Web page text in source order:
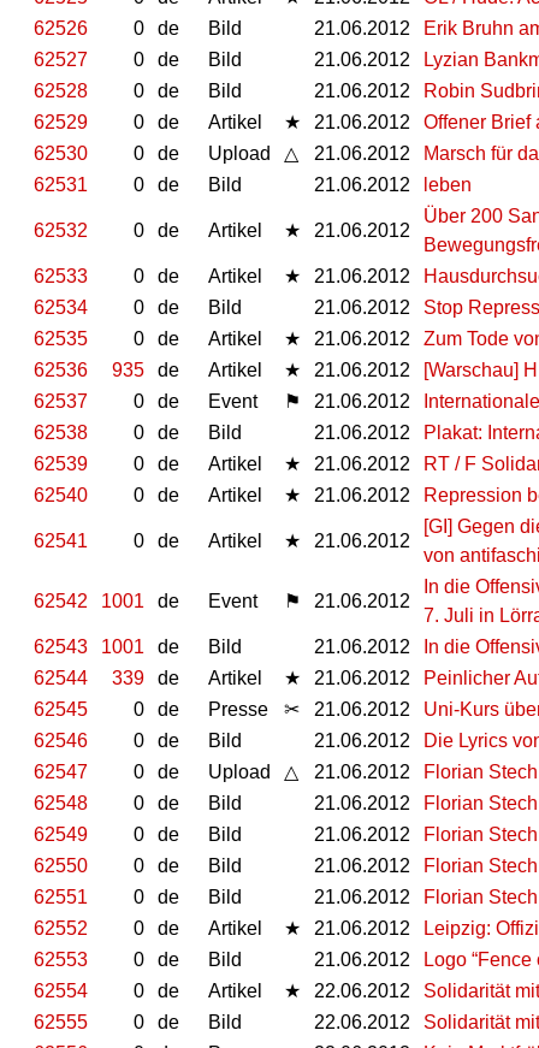
62526
0 de Bild 21.06.2012
Erik Bruhn
62527
0 de Bild 21.06.2012
Lyzian
62528
0 de Bild 21.06.2012
Robin
62529
0 de Artikel ★ 21.06.2012
Offener Brief
62530
0 de Upload △ 21.06.2012
Marsch für
62531
0 de Bild 21.06.2012 leben
62532 0 de Artikel ★ 21.06.2012
Über 200
62533
0 de Artikel ★ 21.06.2012
62534
0 de Bild 21.06.2012
Stop
62535
0 de Artikel ★ 21.06.2012
Zum Tode
62536
935 de Artikel ★ 21.06.2012
[Warschau]
62537
0 de Event ⚑ 21.06.2012
62538
0 de Bild 21.06.2012
Plakat:
62539
0 de Artikel ★ 21.06.2012
RT / F
62540
0 de Artikel ★ 21.06.2012 Repression
62541 0 de Artikel ★ 21.06.2012
[GI] Gegen
von
62542 1001 de Event ⚑ 21.06.2012
In die
7. Juli in
62543
1001 de Bild 21.06.2012
In die
62544
339 de Artikel ★ 21.06.2012
Peinlicher
62545
0 de Presse ✂ 21.06.2012
Uni-Kurs
62546
0 de Bild 21.06.2012
Die Lyrics
62547
0 de Upload △ 21.06.2012
Florian
62548
0 de Bild 21.06.2012
Florian
62549
0 de Bild 21.06.2012
Florian
62550
0 de Bild 21.06.2012
Florian
62551
0 de Bild 21.06.2012
Florian
62552
0 de Artikel ★ 21.06.2012
Leipzig:
62553
0 de Bild 21.06.2012
Logo “Fence
62554
0 de Artikel ★ 22.06.2012
Solidarität
62555
0 de Bild 22.06.2012
Solidarität